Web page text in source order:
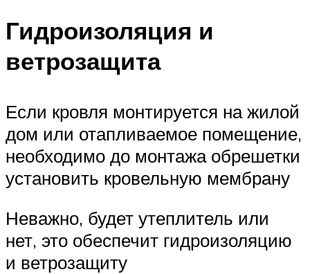
Гидроизоляция и
ветрозащита
Если кровля монтируется на жилой
дом или отапливаемое помещение,
необходимо до монтажа обрешетки
установить кровельную мембрану
Неважно, будет утеплитель или
нет, это обеспечит гидроизоляцию
и ветрозащиту